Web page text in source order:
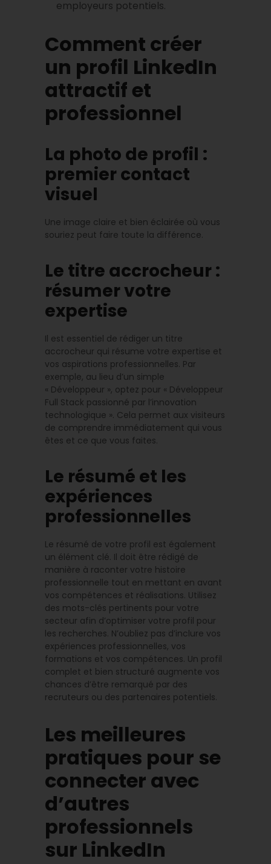
employeurs potentiels.
Comment créer
un profil LinkedIn
attractif et
professionnel
La photo de profil :
premier contact
visuel
Une image claire et bien éclairée où vous
souriez peut faire toute la différence.
Le titre accrocheur :
résumer votre
expertise
Il est essentiel de rédiger un titre
accrocheur qui résume votre expertise et
vos aspirations professionnelles. Par
exemple, au lieu d’un simple
« Développeur », optez pour « Développeur
Full Stack passionné par l’innovation
technologique ». Cela permet aux visiteurs
de comprendre immédiatement qui vous
êtes et ce que vous faites.
Le résumé et les
expériences
professionnelles
Le résumé de votre profil est également
un élément clé. Il doit être rédigé de
manière à raconter votre histoire
professionnelle tout en mettant en avant
vos compétences et réalisations. Utilisez
des mots-clés pertinents pour votre
secteur afin d’optimiser votre profil pour
les recherches. N’oubliez pas d’inclure vos
expériences professionnelles, vos
formations et vos compétences. Un profil
complet et bien structuré augmente vos
chances d’être remarqué par des
recruteurs ou des partenaires potentiels.
Les meilleures
pratiques pour se
connecter avec
d’autres
professionnels
sur LinkedIn